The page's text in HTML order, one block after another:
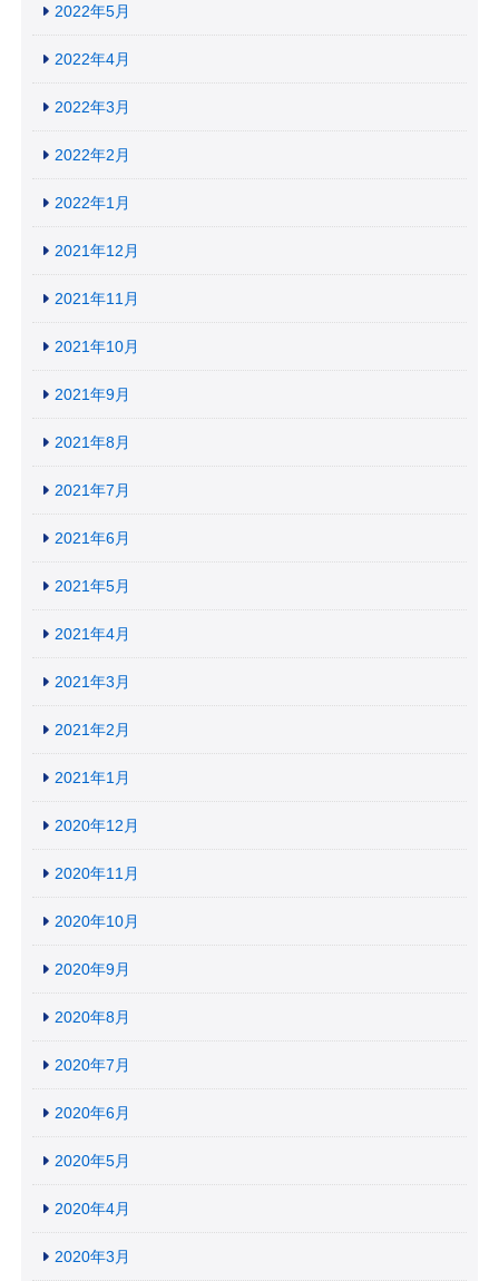
2022年5月
2022年4月
2022年3月
2022年2月
2022年1月
2021年12月
2021年11月
2021年10月
2021年9月
2021年8月
2021年7月
2021年6月
2021年5月
2021年4月
2021年3月
2021年2月
2021年1月
2020年12月
2020年11月
2020年10月
2020年9月
2020年8月
2020年7月
2020年6月
2020年5月
2020年4月
2020年3月